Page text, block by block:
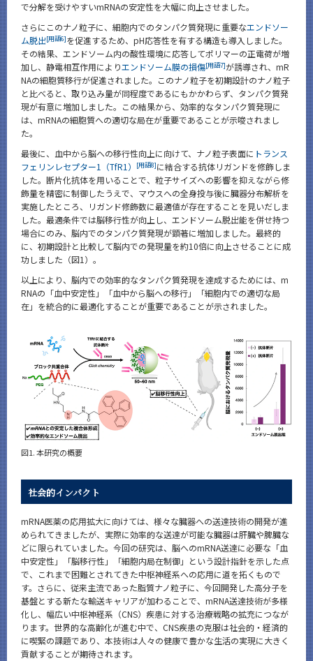
で分解を受けやすいmRNAの安定性を大幅に向上させました。
さらにこのナノ粒子に、細胞内でのタンパク質発現に重要なエンドソー
ム脱出[用語6]を促進するため、pH応答性を有する構造も導入しました。
その結果、エンドソーム内の酸性環境に応答してポリマーの正電荷が増
加し、静電相互作用によりエンドソーム膜の損傷[用語7]が誘導され、mR
NAの細胞質移行が促進されました。このナノ粒子を初期設計のナノ粒子
と比べると、取り込み量が同程度であるにもかかわらず、タンパク質発
現が有意に増加しました。この結果から、効率的なタンパク質発現に
は、mRNAの細胞質への適切な局在が重要であることが示唆されまし
た。
最後に、血中から脳への移行性向上に向けて、ナノ粒子表面に トランス
フェリンレセプター1（TfR1）
[用語8]に結合する抗体リガンドを修飾しま
した。断片化抗体を用いることで、粒子サイズへの影響を抑えながら修
飾量を精密に制御したうえで、マウスへの全身投与後に臓器分布解析を
実施したところ、リガンド修飾数に最適値が存在することを見いだしま
した。最適条件では脳移行性が向上し、エンドソーム脱出能を併せ持つ
場合にのみ、脳内でのタンパク質発現が顕著に増加しました。最終的
に、初期設計と比較して脳内での発現量を約10倍に向上させることに成
功しました（図1）。
以上により、脳内での効率的なタンパク質発現を達成するためには、m
RNAの「血中安定性」「血中から脳への移行」「細胞内での適切な局
在」を統合的に最適化することが重要であることが示されました。
図1. 本研究の概要
社会的インパクト
mRNA医薬の応用拡大に向けては、様々な臓器への送達技術の開発が進
められてきましたが、実際に効率的な送達が可能な臓器は肝臓や脾臓な
どに限られていました。今回の研究は、脳へのmRNA送達に必要な「血
中安定性」「脳移行性」「細胞内局在制御」という設計指針を示した点
で、これまで困難とされてきた中枢神経系への応用に道を拓くもので
す。さらに、従来主流であった脂質ナノ粒子に、今回開発した高分子を
基盤とする新たな輸送キャリアが加わることで、mRNA送達技術が多様
化し、幅広い中枢神経系（CNS）疾患に対する治療戦略の拡充につなが
ります。世界的な高齢化が進む中で、CNS疾患の克服は社会的・経済的
に喫緊の課題であり、本技術は人々の健康で豊かな生活の実現に大きく
貢献することが期待されます。